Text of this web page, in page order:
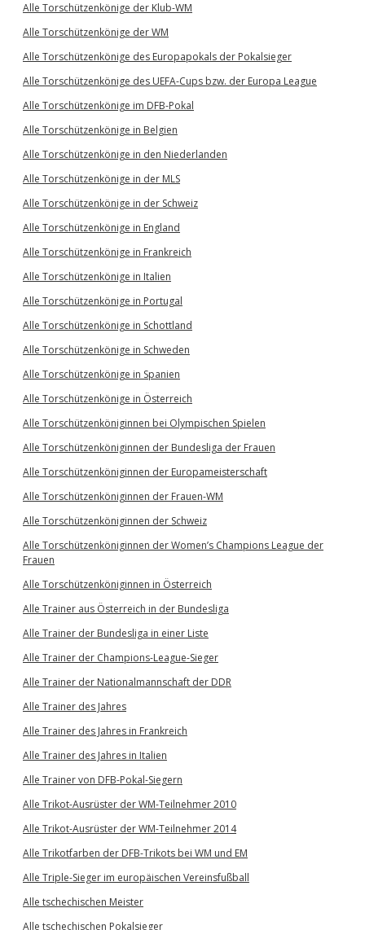
Alle Torschützenkönige der Klub-WM
Alle Torschützenkönige der WM
Alle Torschützenkönige des Europapokals der Pokalsieger
Alle Torschützenkönige des UEFA-Cups bzw. der Europa League
Alle Torschützenkönige im DFB-Pokal
Alle Torschützenkönige in Belgien
Alle Torschützenkönige in den Niederlanden
Alle Torschützenkönige in der MLS
Alle Torschützenkönige in der Schweiz
Alle Torschützenkönige in England
Alle Torschützenkönige in Frankreich
Alle Torschützenkönige in Italien
Alle Torschützenkönige in Portugal
Alle Torschützenkönige in Schottland
Alle Torschützenkönige in Schweden
Alle Torschützenkönige in Spanien
Alle Torschützenkönige in Österreich
Alle Torschützenköniginnen bei Olympischen Spielen
Alle Torschützenköniginnen der Bundesliga der Frauen
Alle Torschützenköniginnen der Europameisterschaft
Alle Torschützenköniginnen der Frauen-WM
Alle Torschützenköniginnen der Schweiz
Alle Torschützenköniginnen der Women’s Champions League der
Frauen
Alle Torschützenköniginnen in Österreich
Alle Trainer aus Österreich in der Bundesliga
Alle Trainer der Bundesliga in einer Liste
Alle Trainer der Champions-League-Sieger
Alle Trainer der Nationalmannschaft der DDR
Alle Trainer des Jahres
Alle Trainer des Jahres in Frankreich
Alle Trainer des Jahres in Italien
Alle Trainer von DFB-Pokal-Siegern
Alle Trikot-Ausrüster der WM-Teilnehmer 2010
Alle Trikot-Ausrüster der WM-Teilnehmer 2014
Alle Trikotfarben der DFB-Trikots bei WM und EM
Alle Triple-Sieger im europäischen Vereinsfußball
Alle tschechischen Meister
Alle tschechischen Pokalsieger